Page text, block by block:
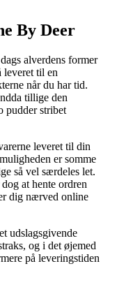
By Deer
alverdens former
leveret til en
når du har tid.
tillige den
pudder stribet
leveret til din
er somme
så vel særdeles let.
at hente ordren
dig nærved online
udslagsgivende
og i det øjemed
på leveringstiden